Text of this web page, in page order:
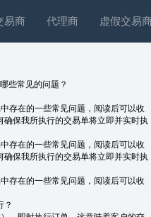
易商 代理商 虚假交易
些常见的问题？
存在的一些常见问题，阅读后可以收
保我所执行的交易单将立即并实时执
存在的一些常见问题，阅读后可以收
保我所执行的交易单将立即并实时执
存在的一些常见问题，阅读后可以收
？